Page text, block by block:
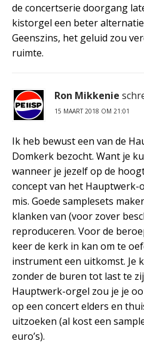
de concertserie doorgang
kistorgel een beter
Geenszins, het geluid zou
ruimte.
Ron Mikkenie
15 MAART 2018 OM 21:01
Ik heb bewust een van de
Domkerk bezocht. Want je
wanneer je jezelf op de
concept van het
mis. Goede samplesets
klanken van (voor zover
reproduceren. Voor de
keer de kerk in kan om te
instrument een uitkomst. Je
zonder de buren tot last te
Hauptwerk-orgel zou je je
op een concert elders en
uitzoeken (al kost een
euro’s).